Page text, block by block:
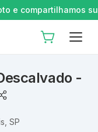
e compartilhamos
-
SP